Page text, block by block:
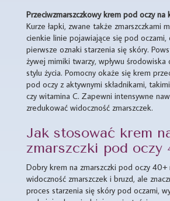
Przeciwzmarszczkowy krem pod oczy na
Kurze łapki, zwane także zmarszczkami
cienkie linie pojawiające się pod oczami,
pierwsze oznaki starzenia się skóry.
żywej mimiki twarzy, wpływu
stylu życia. Pomocny okaże się krem
pod oczy z aktywnymi składnikami,
czy witamina C. Zapewni intensywne
zredukować widoczność zmarszczek.
Jak stosować krem
zmarszczki pod oczy
Dobry krem na zmarszczki pod oczy
widoczność zmarszczek i bruzd, ale
proces starzenia się skóry pod oczami,